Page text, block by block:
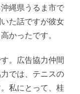
縄県うるま市で
た話ですが彼女
かったです。
。広告協力仲間
では、テニスの
私にとって、桂